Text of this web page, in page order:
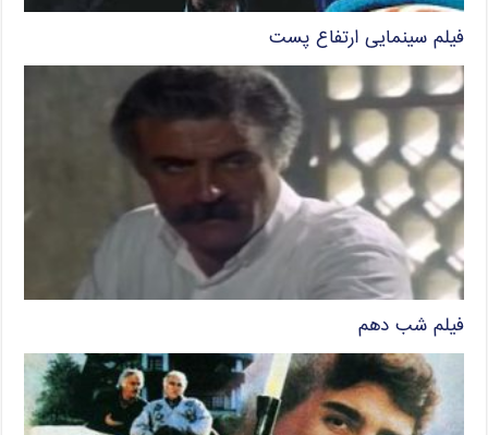
فیلم سینمایی ارتفاع پست
فیلم شب دهم